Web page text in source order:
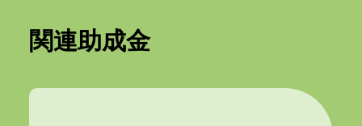
関連助成金